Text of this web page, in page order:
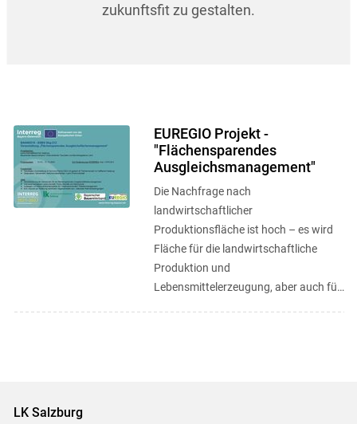
zukunftsfit zu gestalten.
EUREGIO Projekt -
"Flächensparendes
Ausgleichsmanagement"
Die Nachfrage nach
landwirtschaftlicher
Produktionsfläche ist hoch – es wird
Fläche für die landwirtschaftliche
Produktion und
Lebensmittelerzeugung, aber auch für
LK Salzburg